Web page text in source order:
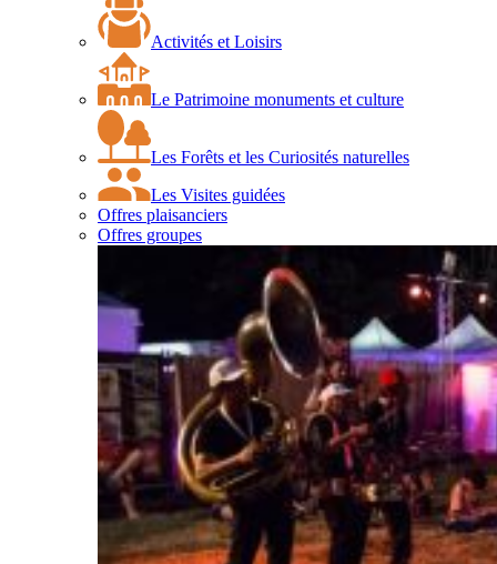
Activités et Loisirs
Le Patrimoine monuments et culture
Les Forêts et les Curiosités naturelles
Les Visites guidées
Offres plaisanciers
Offres groupes